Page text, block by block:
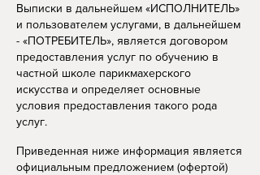
Выписки в дальнейшем «ИСПОЛНИТЕЛЬ»
и пользователем услугами, в дальнейшем
- «ПОТРЕБИТЕЛЬ», является договором
предоставления услуг по обучению в
частной школе парикмахерского
искусства и определяет основные
условия предоставления такого рода
услуг.
Приведенная ниже информация является
официальным предложением (офертой)